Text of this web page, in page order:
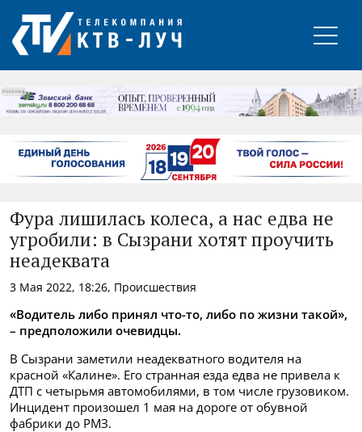
РЕКЛАМА
Фура лишилась колеса, а нас едва не
угробили: в Сызрани хотят проучить
неадеквата
3 Мая 2022, 18:26, Происшествия
«Водитель либо принял что-то, либо по жизни такой»,
– предположили очевидцы.
В Сызрани заметили неадекватного водителя на
красной «Калине». Его странная езда едва не привела к
ДТП с четырьмя автомобилями, в том числе грузовиком.
Инцидент произошел 1 мая на дороге от обувной
фабрики до РМЗ.